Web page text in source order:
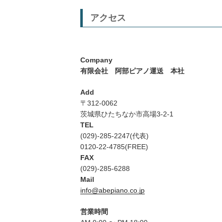
アクセス
Company
有限会社 阿部ピアノ運送 本社
Add
〒312-0062
茨城県ひたちなか市高場3-2-1
TEL
(029)-285-2247(代表)
0120-22-4785(FREE)
FAX
(029)-285-6288
Mail
info@abepiano.co.jp
営業時間